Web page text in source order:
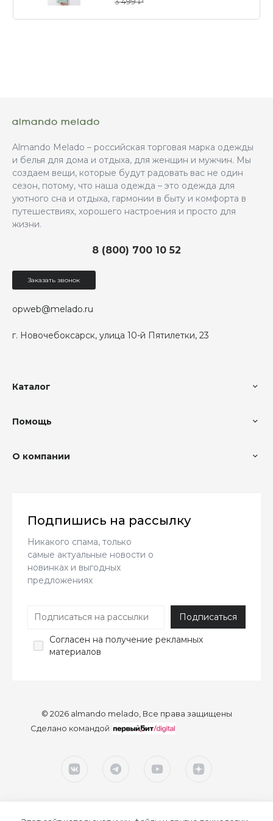
Almando Melado – российская торговая марка одежды
и белья для дома и отдыха, для женщин и мужчин. Мы
создаем вещи, которые будут радовать вас не один
сезон, потому, что наша одежда – это одежда для
уютного сна и отдыха, гармонии в быту и комфорта в
путешествиях, хорошего настроения и просто для
жизни.
г. Новочебоксарск, улица 10-й Пятилетки, 23
8 (800) 700 10 52
opweb@melado.ru
Заказать звонок
Каталог
Помощь
О компании
Подпишись на рассылку
Никакого спама, только
самые актуальные новости о
новинках и выгодных
предложениях
Согласен на получение рекламных
материалов
© 2026 almando melado, Все права защищены
Сделано командой